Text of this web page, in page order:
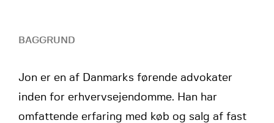
BAGGRUND
Jon er en af Danmarks førende advokater
inden for erhvervsejendomme. Han har
omfattende erfaring med køb og salg af fast